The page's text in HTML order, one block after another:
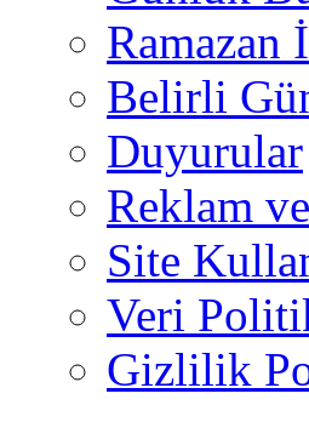
Ramazan
Belirli
Duyurular
Reklam
Site
Veri
Gizlilik